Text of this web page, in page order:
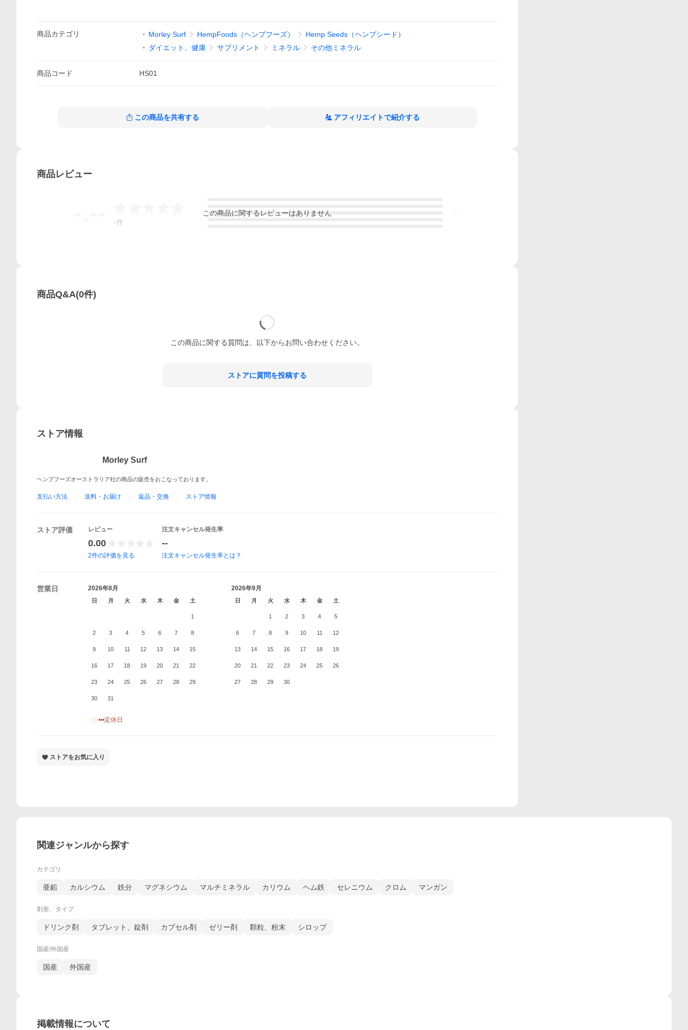
商品カテゴリ Morley Surf HempFoods（ヘンプフーズ）
Hemp Seeds（ヘンプシード）
ダイエット、健康
サプリメント ミネラル その他ミネラル
商品コード HS01
この商品を共有する アフィリエイトで紹介する
商品レビュー
-件
この商品に関するレビューはありません
商品Q&A(0件)
この商品に関する質問は、以下からお問い合わせください。
ストアに質問を投稿する
ストア情報
Morley Surf
ヘンプフーズオーストラリア社の商品の販売をおこなっております。
支払い方法 送料・お届け 返品・交換 ストア情報
ストア評価 レビュー
0.00
2件の評価を見る
注文キャンセル発生率
--
注文キャンセル発生率とは？
営業日 2026年8月
日 月 火 水 木 金 土
1
2 3 4 5 6 7 8
9 10 11 12 13 14 15
16 17 18 19 20 21 22
23 24 25 26 27 28 29
30 31
2026年9月
日 月 火 水 木 金 土
1 2 3 4 5
6 7 8 9 10 11 12
13 14 15 16 17 18 19
20 21 22 23 24 25 26
27 28 29 30
•••定休日
ストアをお気に入り
関連ジャンルから探す
カテゴリ
亜鉛 カルシウム 鉄分 マグネシウム マルチミネラル カリウム ヘム鉄 セレニウム クロム マンガン
剤形、タイプ
ドリンク剤 タブレット、錠剤 カプセル剤 ゼリー剤 顆粒、粉末 シロップ
国産/外国産
国産 外国産
掲載情報について